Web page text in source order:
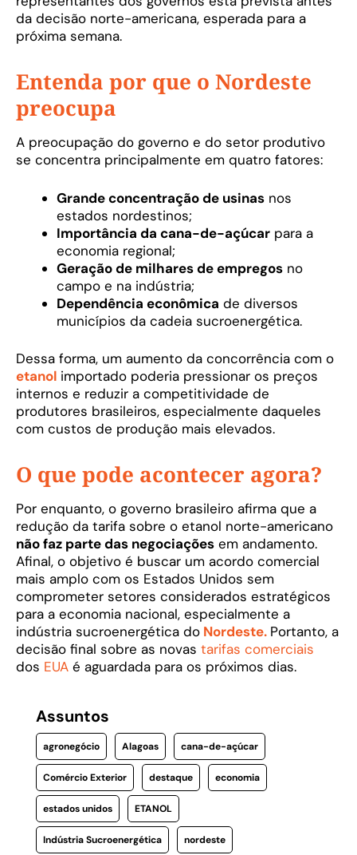
da decisão norte-americana, esperada para a
próxima semana.
Entenda por que o Nordeste
preocupa
A preocupação do governo e do setor produtivo
se concentra principalmente em quatro fatores:
Grande concentração de usinas nos
estados nordestinos;
Importância da cana-de-açúcar para a
economia regional;
Geração de milhares de empregos no
campo e na indústria;
Dependência econômica de diversos
municípios da cadeia sucroenergética.
Dessa forma, um aumento da concorrência com o
etanol importado poderia pressionar os preços
internos e reduzir a competitividade de
produtores brasileiros, especialmente daqueles
com custos de produção mais elevados.
O que pode acontecer agora?
Por enquanto, o governo brasileiro afirma que a
redução da tarifa sobre o etanol norte-americano
não faz parte das negociações em andamento.
Afinal, o objetivo é buscar um acordo comercial
mais amplo com os Estados Unidos sem
comprometer setores considerados estratégicos
para a economia nacional, especialmente a
indústria sucroenergética do Nordeste. Portanto, a
decisão final sobre as novas tarifas comerciais
dos EUA é aguardada para os próximos dias.
Assuntos
agronegócio Alagoas cana-de-açúcar
Comércio Exterior destaque economia
estados unidos ETANOL
Indústria Sucroenergética nordeste